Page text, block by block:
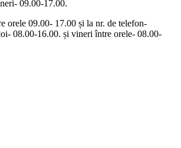
09.00-17.00.
orele 09.00- 17.00 și la nr. de telefon-
08.00-16.00. și vineri între orele- 08.00-